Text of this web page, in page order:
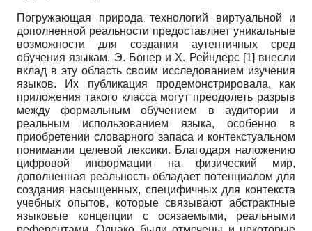
Погружающая природа технологий виртуальной и
дополненной реальности предоставляет уникальные
возможности для создания аутентичных сред
обучения языкам. Э. Бонер и Х. Рейндерс [1] внесли
вклад в эту область своим исследованием изучения
языков. Их публикация продемонстрировала, как
приложения такого класса могут преодолеть разрыв
между формальным обучением в аудитории и
реальным использованием языка, особенно в
приобретении словарного запаса и контекстуальном
понимании целевой лексики. Благодаря наложению
цифровой информации на физический мир,
дополненная реальность обладает потенциалом для
создания насыщенных, специфичных для контекста
учебных опытов, которые связывают абстрактные
языковые концепции с осязаемыми, реальными